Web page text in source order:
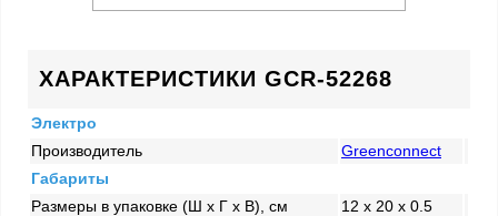
ХАРАКТЕРИСТИКИ GCR-52268
Электро
Производитель
Greenconnect
Габариты
Размеры в упаковке (Ш x Г x В), см
12 x 20 x 0.5